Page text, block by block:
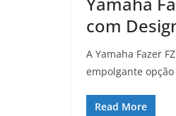
com
A Yamaha Fazer
empolgante
Read More